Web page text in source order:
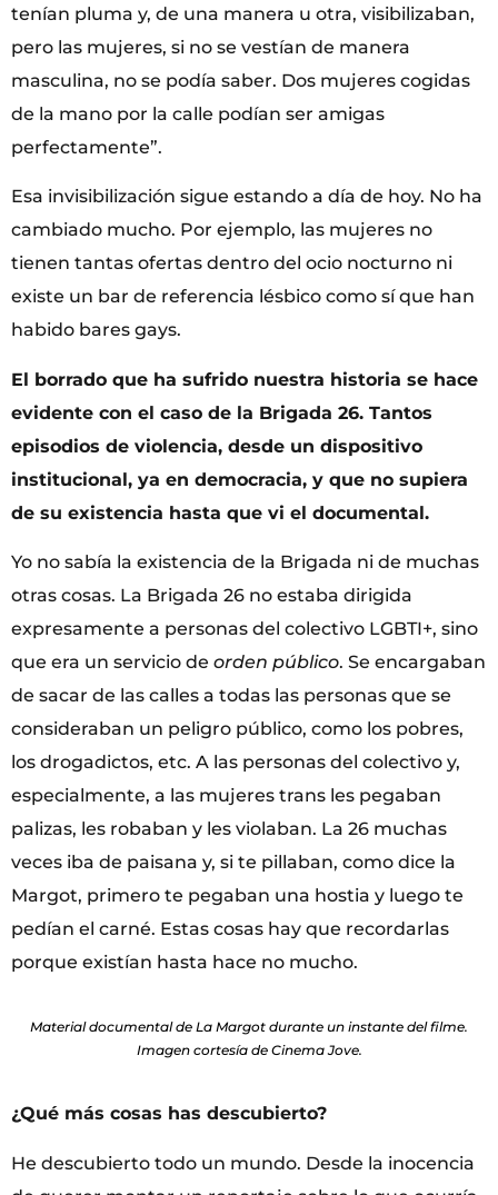
tenían pluma y, de una manera u otra, visibilizaban,
pero las mujeres, si no se vestían de manera
masculina, no se podía saber. Dos mujeres cogidas
de la mano por la calle podían ser amigas
perfectamente”.
Esa invisibilización sigue estando a día de hoy. No ha
cambiado mucho. Por ejemplo, las mujeres no
tienen tantas ofertas dentro del ocio nocturno ni
existe un bar de referencia lésbico como sí que han
habido bares gays.
El borrado que ha sufrido nuestra historia se hace
evidente con el caso de la Brigada 26. Tantos
episodios de violencia, desde un dispositivo
institucional, ya en democracia, y que no supiera
de su existencia hasta que vi el documental.
Yo no sabía la existencia de la Brigada ni de muchas
otras cosas. La Brigada 26 no estaba dirigida
expresamente a personas del colectivo LGBTI+, sino
que era un servicio de orden público. Se encargaban
de sacar de las calles a todas las personas que se
consideraban un peligro público, como los pobres,
los drogadictos, etc. A las personas del colectivo y,
especialmente, a las mujeres trans les pegaban
palizas, les robaban y les violaban. La 26 muchas
veces iba de paisana y, si te pillaban, como dice la
Margot, primero te pegaban una hostia y luego te
pedían el carné. Estas cosas hay que recordarlas
porque existían hasta hace no mucho.
Material documental de La Margot durante un instante del filme.
Imagen cortesía de Cinema Jove.
¿Qué más cosas has descubierto?
He descubierto todo un mundo. Desde la inocencia